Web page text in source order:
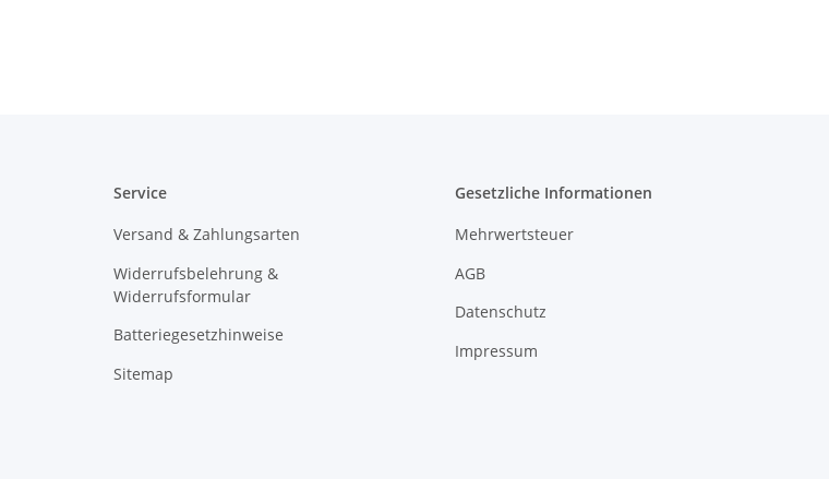
Service
Versand & Zahlungsarten
Widerrufsbelehrung &
Widerrufsformular
Batteriegesetzhinweise
Sitemap
Gesetzliche Informationen
Mehrwertsteuer
AGB
Datenschutz
Impressum